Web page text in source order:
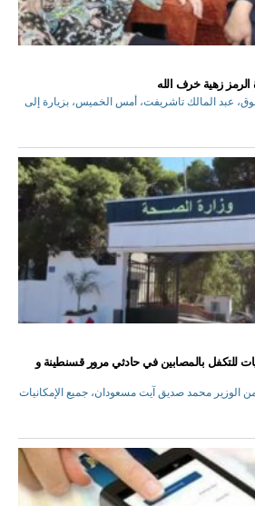
الرمز زهية خرف الله
عبد المالك تاشريفت، أمس الخميس، بزيارة إلى
للتكفل بالمصابين في حادثي مرور قسنطينة و
الوزير محمد صديق آيت مسعودان، جميع الإمكانيات